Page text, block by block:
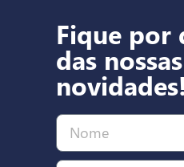
Fique por
das nossas
novidades!